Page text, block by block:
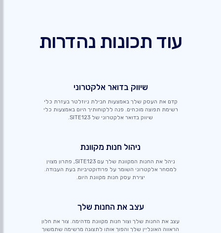
עוד תכונות נהדרות
שיווק בדואר אלקטרוני
קדם את העסק שלך באמצעות חבילת ניוזלטר בעזרת כלי
רשימת תפוצה מוכחים. פנה ללקוחותיך היום באמצעות כלי
שיווק בדואר אלקטרוני של SITE123.
ניהול חנות מקוונת
ניהל את החנות המקוונת שלך עם SITE123, פתרון מצוין
למסחר אלקטרוני השומר על פרודוקטיביות בעת העבודה.
יצירת עסק חנות מקוונת היום.
עצב את החנות שלך
עצב את החנות שלך וצור חנות מקוונת מדהימה. צור את חלון
הראווה האונליין שלך והפוך אותו לתצוגה מרשימה שתמשוך